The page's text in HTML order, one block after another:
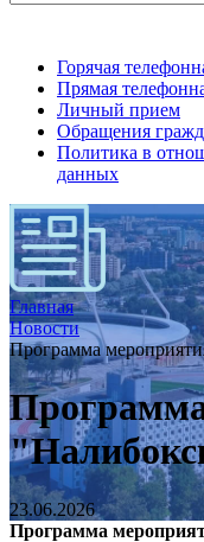
Горячая
Прямая
Личный прием
Обращения
Политика в
данных
Главная
Новости
Программа
23.06.2026
Программа